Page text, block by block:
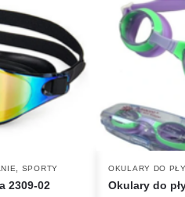
SPORTY
2309-02
OKULARY DO
Okulary do